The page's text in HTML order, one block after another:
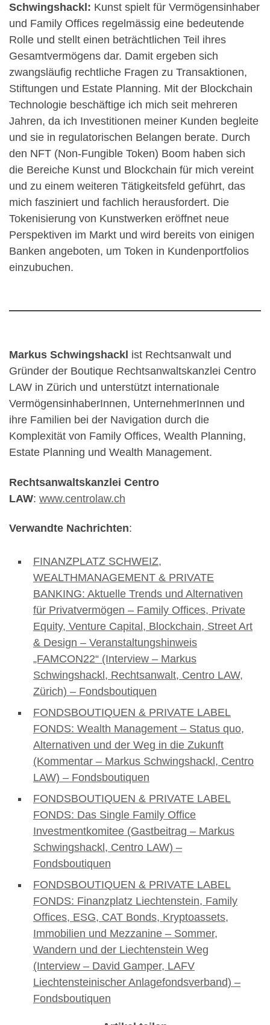
Schwingshackl: Kunst spielt für Vermögensinhaber
und Family Offices regelmässig eine bedeutende
Rolle und stellt einen beträchtlichen Teil ihres
Gesamtvermögens dar. Damit ergeben sich
zwangsläufig rechtliche Fragen zu Transaktionen,
Stiftungen und Estate Planning. Mit der Blockchain
Technologie beschäftige ich mich seit mehreren
Jahren, da ich Investitionen meiner Kunden begleite
und sie in regulatorischen Belangen berate. Durch
den NFT (Non-Fungible Token) Boom haben sich
die Bereiche Kunst und Blockchain für mich vereint
und zu einem weiteren Tätigkeitsfeld geführt, das
mich fasziniert und fachlich herausfordert. Die
Tokenisierung von Kunstwerken eröffnet neue
Perspektiven im Markt und wird bereits von einigen
Banken angeboten, um Token in Kundenportfolios
einzubuchen.
Markus Schwingshackl ist Rechtsanwalt und
Gründer der Boutique Rechtsanwaltskanzlei Centro
LAW in Zürich und unterstützt internationale
VermögensinhaberInnen, UnternehmerInnen und
ihre Familien bei der Navigation durch die
Komplexität von Family Offices, Wealth Planning,
Estate Planning und Wealth Management.
Rechtsanwaltskanzlei Centro
LAW: www.centrolaw.ch
Verwandte Nachrichten:
FINANZPLATZ SCHWEIZ,
WEALTHMANAGEMENT & PRIVATE
BANKING: Aktuelle Trends und Alternativen
für Privatvermögen – Family Offices, Private
Equity, Venture Capital, Blockchain, Street Art
& Design – Veranstaltungshinweis
„FAMCON22“ (Interview – Markus
Schwingshackl, Rechtsanwalt, Centro LAW,
Zürich) – Fondsboutiquen
FONDSBOUTIQUEN & PRIVATE LABEL
FONDS: Wealth Management – Status quo,
Alternativen und der Weg in die Zukunft
(Kommentar – Markus Schwingshackl, Centro
LAW) – Fondsboutiquen
FONDSBOUTIQUEN & PRIVATE LABEL
FONDS: Das Single Family Office
Investmentkomitee (Gastbeitrag – Markus
Schwingshackl, Centro LAW) –
Fondsboutiquen
FONDSBOUTIQUEN & PRIVATE LABEL
FONDS: Finanzplatz Liechtenstein, Family
Offices, ESG, CAT Bonds, Kryptoassets,
Immobilien und Mezzanine – Sommer,
Wandern und der Liechtenstein Weg
(Interview – David Gamper, LAFV
Liechtensteinischer Anlagefondsverband) –
Fondsboutiquen